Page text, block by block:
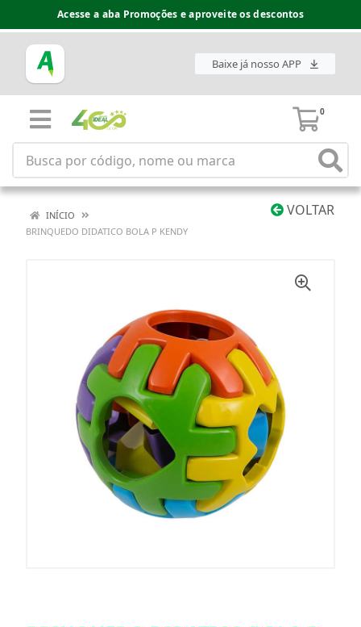
Acesse a aba Promoções e aproveite os descontos
Baixe já nosso APP
0
VOLTAR
INÍCIO
BRINQUEDO DIDATICO BOLA P KENDY